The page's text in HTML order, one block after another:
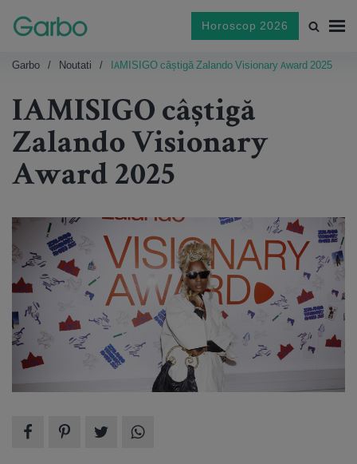
Horoscop 2026
Garbo Noutati IAMISIGO câștigă Zalando Visionary Award 2025
IAMISIGO câștigă
Zalando Visionary
Award 2025